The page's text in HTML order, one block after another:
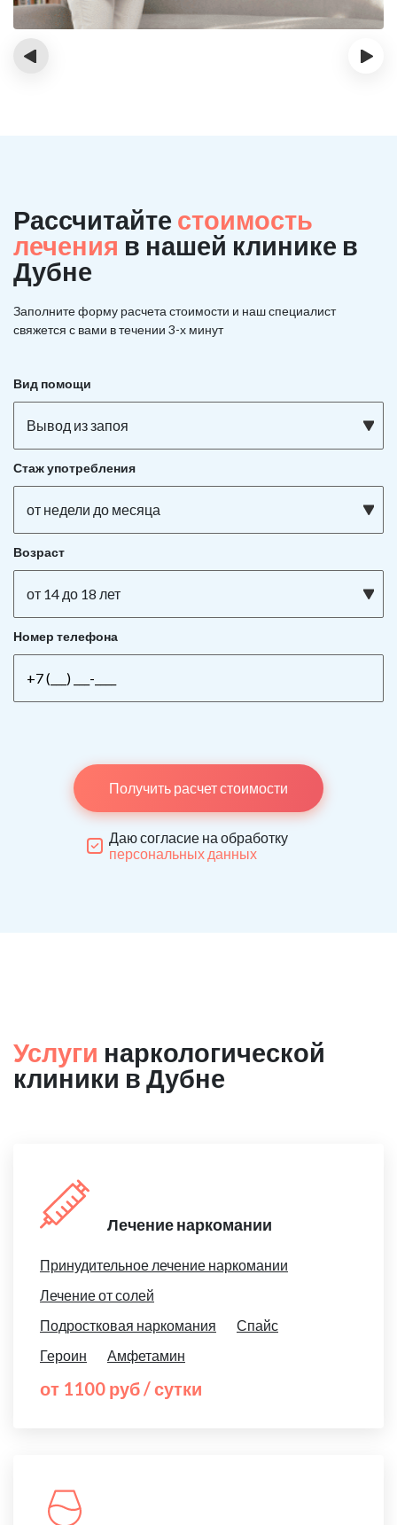
‹ ›
Рассчитайте стоимость
лечения в нашей клинике в
Дубне
Заполните форму расчета стоимости и нашспециалист
свяжется с вами в течении 3-х минут
Вид помощи
Вывод из запоя
Стаж употребления
от недели до месяца
Возраст
от 14 до 18 лет
Номер телефона
Получить расчет стоимости
Даю согласие на обработку
персональных данных
Услуги наркологической
клиники в Дубне
Лечение наркомании
Принудительное лечение наркомании
Лечение от солей
Подростковая наркомания
Спайс
Героин
Амфетамин
от 1100 руб / сутки